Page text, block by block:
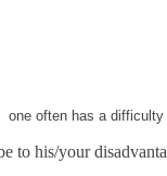
one often has a difficulty
to his/your